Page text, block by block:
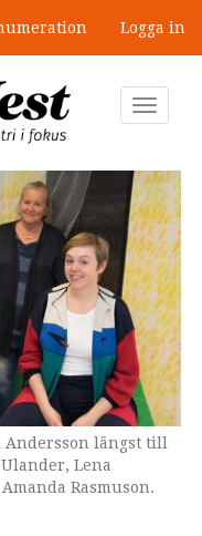
Logga in
Toggle
Andersson längst till
Lena
Rasmuson.
ESSENCE.
nya ESSENCE-
just därför togs